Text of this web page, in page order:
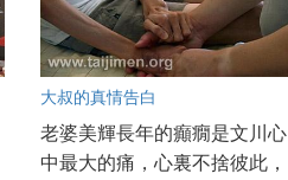
大叔的真情告白
老婆美輝長年的癲癇是文川心
中最大的痛，心裏不捨彼此，